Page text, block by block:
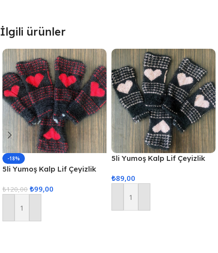
İlgili ürünler
-18%
5li Yumoş Kalp Lif Çeyizlik
₺120,00 ₺99,00
Sepete Ekle
5li Yumoş Kalp Lif Çeyizlik
₺89,00
Sepete Ekle